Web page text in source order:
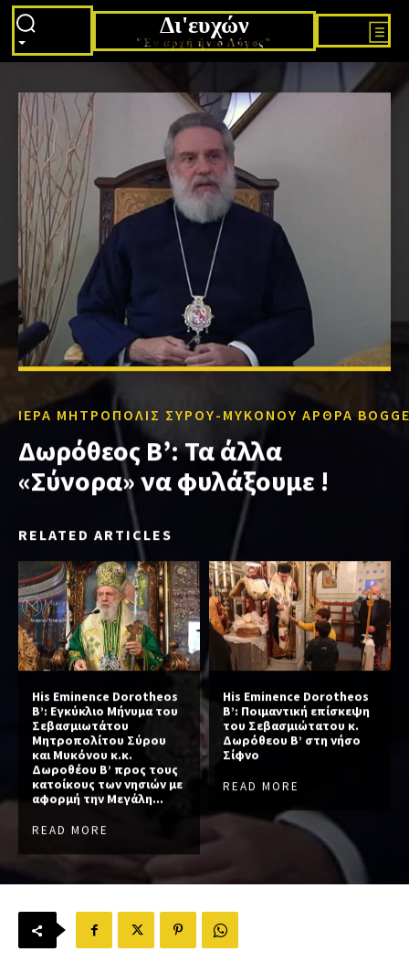
Δι'ευχών
"Εν αρχή ήν ο Λόγος"
ΙΕΡΑ ΜΗΤΡΟΠΟΛΙΣ ΣΥΡΟΥ-ΜΥΚΟΝΟΥ ΑΡΘΡΑ
Δωρόθεος Β’: Τα άλλα
«Σύνορα» να φυλάξουμε !
RELATED ARTICLES
His Eminence Dorotheos
B’: Εγκύκλιο Μήνυμα του
Σεβασμιωτάτου
Μητροπολίτου Σύρου
και Μυκόνου κ.κ.
Δωροθέου Β’ προς τους
κατοίκους των νησιών με
αφορμή την Μεγάλη...
READ MORE
His Eminence Dorotheos
B’: Ποιμαντική επίσκεψη
του Σεβασμιώτατου κ.
Δωρόθεου Β’ στη νήσο
Σίφνο
READ MORE